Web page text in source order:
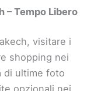
– Tempo Libero
visitare i
shopping nei
di ultime foto